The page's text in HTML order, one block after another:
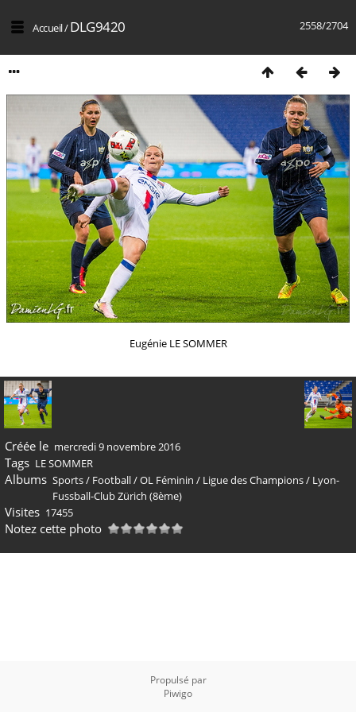
2558/2704
Accueil/DLG9420
Eugénie LE SOMMER
Créée le mercredi 9 novembre 2016
Tags LE SOMMER
Albums Sports/ Football/OL Féminin / Ligue des Champions/ Lyon-
Fussball-Club Zürich (8ème)
Visites 17455
Notez cette photo
Propulsé par
Piwigo